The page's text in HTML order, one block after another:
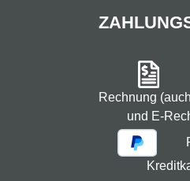
Rechnung
und E-